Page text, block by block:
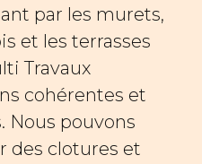
par les murets,
et les terrasses
Travaux
cohérentes et
Nous pouvons
des clotures et